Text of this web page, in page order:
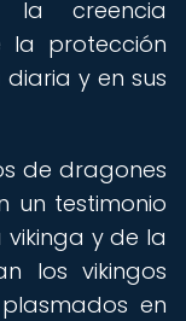
la creencia
la protección
y en sus
de dragones
un testimonio
y de la
los vikingos
en